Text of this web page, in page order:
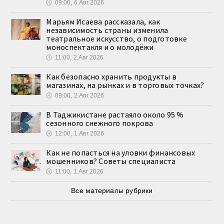
🕔 09:00, 6.Авг 2026
Марьям Исаева рассказала, как
независимость страны изменила
театральное искусство, о подготовке
моноспектакля и о молодёжи
🕔 11:00, 2.Авг 2026
Как безопасно хранить продукты в
магазинах, на рынках и в торговых точках?
🕔 09:00, 2.Авг 2026
В Таджикистане растаяло около 95 %
сезонного снежного покрова
🕔 12:00, 1.Авг 2026
Как не попасться на уловки финансовых
мошенников? Советы специалиста
🕔 11:00, 1.Авг 2026
Все материалы рубрики